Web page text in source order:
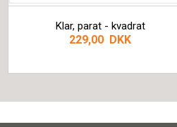
Klar, parat - kvadrat
229,00 DKK